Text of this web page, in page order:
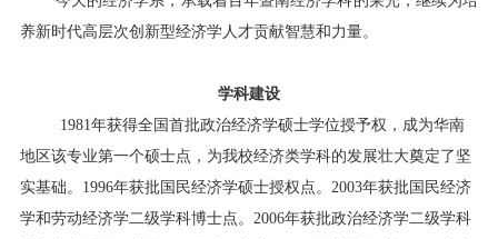
养新时代高层次创新型经济学人才贡献智慧和力量。
学科建设
1981 年获得全国首批政治经济学硕士学位授予权，成为华南
地区该专业第一个硕士点，为我校经济类学科的发展壮大奠定了坚
实基础。 1996年获批国民经济学硕士授权点。 2003年获批国民经济
学和劳动经济学二级学科博士点。 2006年获批政治经济学二级学科